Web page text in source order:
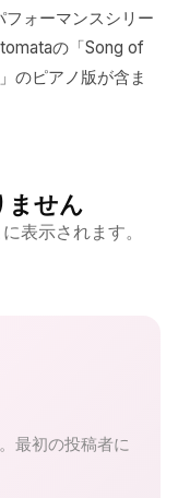
ォーマンスシリー
の「Song of
のピアノ版が含ま
ません
表示されます。
最初の投稿者に